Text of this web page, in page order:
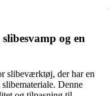
og en
slibeværktøj, der har en
Denne